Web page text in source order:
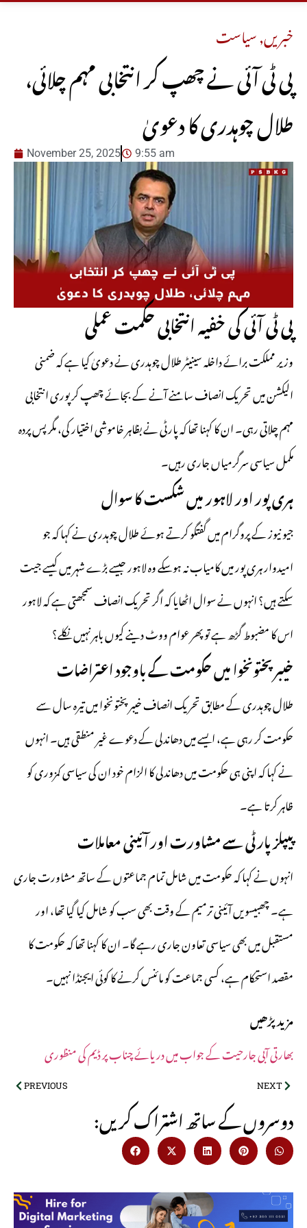
خبریں,سیاست
پی ٹی آئی نے چھپ کر انتخابی مہم چلائی،
طلال چوہدری کا دعویٰ
November 25, 2025 9:55 am
پی ٹی آئی کی خفیہ انتخابی حکمت عملی
وزیر مملکت برائے داخلہ سینیٹر طلال چوہدری نے دعویٰ کیا ہے کہ ضمنی
الیکشن میں تحریک انصاف سامنے آنے کے بجائے چھپ کر پوری انتخابی
مہم چلاتی رہی۔ ان کا کہنا تھا کہ پارٹی نے بظاہر خاموشی اختیار کی، مگر پس پردہ
مکمل سیاسی سرگرمیاں جاری رہیں۔
ہری پور اور لاہور میں شکست کا سوال
جیو نیوز کے پروگرام میں گفتگو کرتے ہوئے طلال چوہدری نے کہا کہ جو
امیدوار ہری پور میں کامیاب نہ ہوسکے وہ لاہور جیسے بڑے شہر میں کیسے جیت
سکتے ہیں؟ انہوں نے سوال اٹھایا کہ اگر تحریک انصاف سمجھتی ہے کہ لاہور
اس کا مضبوط گڑھ ہے تو پھر عوام ووٹ دینے کیوں باہر نہیں نکلے؟
خیبر پختونخوا میں حکومت کے باوجود اعتراضات
طلال چوہدری کے مطابق تحریک انصاف خیبر پختونخوا میں تیرہ سال سے
حکومت کر رہی ہے، ایسے میں دھاندلی کے دعوے غیر منطقی ہیں۔ انہوں
نے کہا کہ اپنی ہی حکومت میں دھاندلی کا الزام خود ان کی سیاسی کمزوری کو
ظاہر کرتا ہے۔
پیپلز پارٹی سے مشاورت اور آئینی معاملات
انہوں نے کہا کہ حکومت میں شامل تمام جماعتوں کے ساتھ مشاورت جاری
ہے۔ چھبیسویں آئینی ترمیم کے وقت بھی سب کو شامل کیا گیا تھا، اور
مستقبل میں بھی سیاسی تعاون جاری رہے گا۔ ان کا کہنا تھا کہ حکومت کا
مقصد استحکام ہے، کسی جماعت کو مائنس کرنے کا کوئی ایجنڈا نہیں۔
مزید پڑھیں
بھارتی آبی جارحیت کے جواب میں دریائے چناب پر ڈیم کی منظوری
PREVIOUS NEXT
:دوسروں کے ساتھ اشتراک کریں